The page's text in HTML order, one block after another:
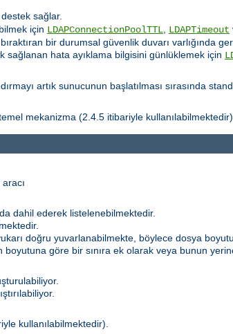
sağlar.
için LDAPConnectionPoolTTL, LDAPTimeout
bir durumsal güvenlik duvarı varlığında
sağlanan hata ayıklama bilgisini günlüklemek için
artık sunucunun başlatılması sırasında
mekanizma (2.4.5 itibariyle
dahil ederek listelenebilmektedir.
doğru yuvarlanabilmekte, böylece dosya
göre bir sınıra ek olarak veya bunun
kullanılabilmektedir).